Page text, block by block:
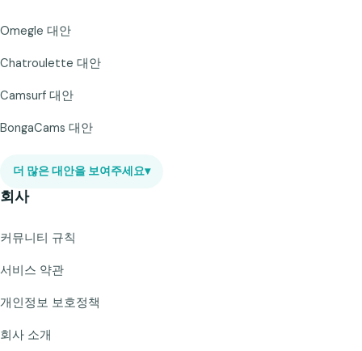
Omegle 대안
Chatroulette 대안
Camsurf 대안
BongaCams 대안
더 많은 대안을 보여주세요▾
회사
커뮤니티 규칙
서비스 약관
개인정보 보호정책
회사 소개